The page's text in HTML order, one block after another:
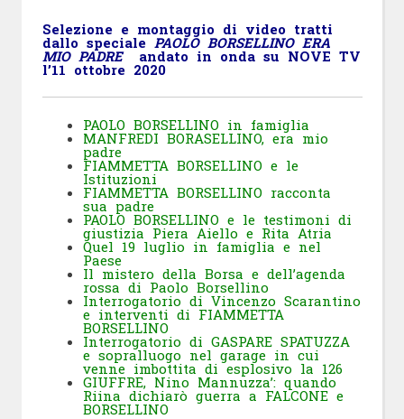
Selezione e montaggio di video tratti
dallo speciale PAOLO BORSELLINO ERA
MIO PADREandato in onda su NOVE TV
l’11 ottobre 2020
PAOLO BORSELLINO in famiglia
MANFREDI BORASELLINO, era mio
padre
FIAMMETTA BORSELLINO e le
Istituzioni
FIAMMETTA BORSELLINO racconta
sua padre
PAOLO BORSELLINO e le testimoni di
giustizia Piera Aiello e Rita Atria
Quel 19 luglio in famiglia e nel
Paese
Il mistero della Borsa e dell’agenda
rossa di Paolo Borsellino
Interrogatorio di Vincenzo Scarantino
e interventi di FIAMMETTA
BORSELLINO
Interrogatorio di GASPARE SPATUZZA
e sopralluogo nel garage in cui
venne imbottita di esplosivo la 126
GIUFFRE, Nino Mannuzza’: quando
Riina dichiarò guerra a FALCONE e
BORSELLINO